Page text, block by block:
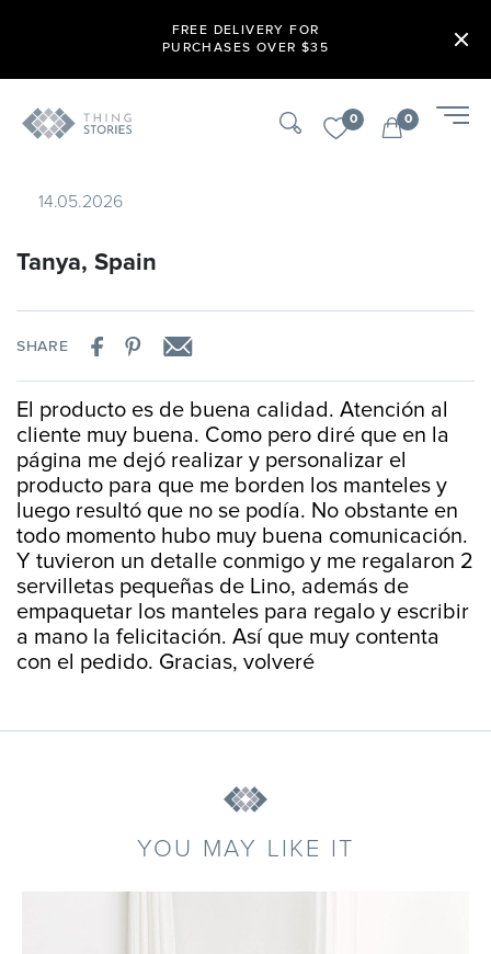
FREE DELIVERY FOR
PURCHASES OVER $35
0 0
14.05.2026
Tanya, Spain
SHARE
El producto es de buena calidad. Atención al
cliente muy buena. Como pero diré que en la
página me dejó realizar y personalizar el
producto para que me borden los manteles y
luego resultó que no se podía. No obstante en
todo momento hubo muy buena comunicación.
Y tuvieron un detalle conmigo y me regalaron 2
servilletas pequeñas de Lino, además de
empaquetar los manteles para regalo y escribir
a mano la felicitación. Así que muy contenta
con el pedido. Gracias, volveré
YOU MAY LIKE IT